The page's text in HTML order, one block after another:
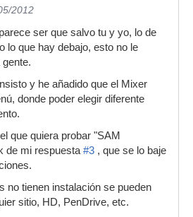
2012
ser que salvo tu y yo, lo de
lo que hay debajo, esto no le
y he añadido que el Mixer
donde poder elegir diferente
que quiera probar "SAM
de mi respuesta #3 , que se lo baje
no tienen instalación se pueden
sitio, HD, PenDrive, etc.